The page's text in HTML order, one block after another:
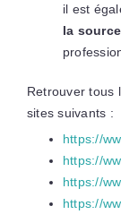
il est
la source
Retrouver tous
sites suivants :
https://
https://
https://
https://